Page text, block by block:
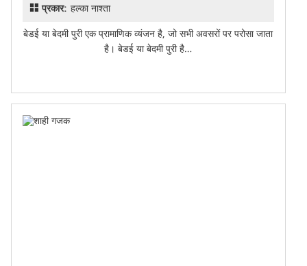
प्रकार:हल्का नाश्ता
बेडई या बेदमी पुरी एक प्रामाणिक व्यंजन है, जो सभी अवसरों पर परोसा जाता
है। बेडई या बेदमी पुरी है…